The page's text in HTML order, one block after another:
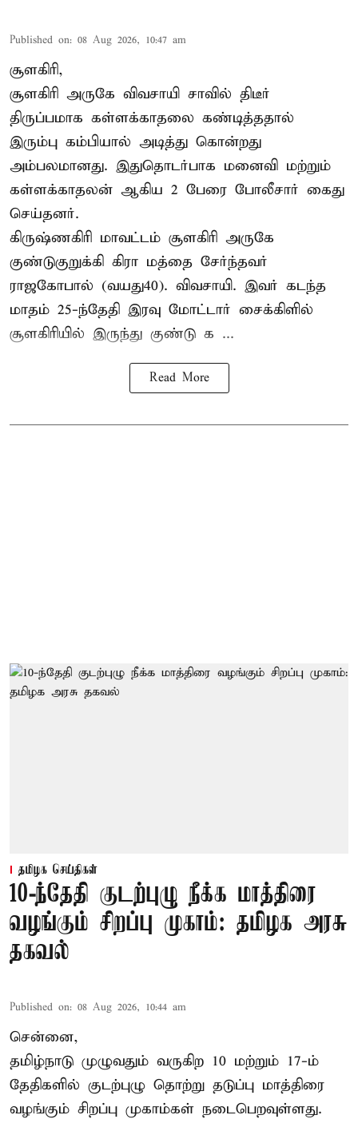
Published on: 08 Aug 2026, 10:47 am
சூளகிரி,
சூளகிரி அருகே விவசாயி சாவில் திடீர்
திருப்பமாக கள்ளக்காதலை கண்டித்ததால்
இரும்பு கம்பியால் அடித்து கொன்றது
அம்பலமானது. இதுதொடர்பாக மனைவி மற்றும்
கள்ளக்காதலன் ஆகிய 2 பேரை போலீசார் கைது
செய்தனர்.
கிருஷ்ணகிரி மாவட்டம் சூளகிரி அருகே
குண்டுகுறுக்கி கிரா மத்தை சேர்ந்தவர்
ராஜகோபால் (வயது40). விவசாயி. இவர் கடந்த
மாதம் 25-ந்தேதி இரவு மோட்டார் சைக்கிளில்
சூளகிரியில் இருந்து குண்டு க ...
Read More
தமிழக செய்திகள்
10-ந்தேதி குடற்புழு நீக்க மாத்திரை
வழங்கும் சிறப்பு முகாம்: தமிழக அரசு
தகவல்
Published on: 08 Aug 2026, 10:44 am
சென்னை,
தமிழ்நாடு முழுவதும் வருகிற 10 மற்றும் 17-ம்
தேதிகளில் குடற்புழு தொற்று தடுப்பு மாத்திரை
வழங்கும் சிறப்பு முகாம்கள் நடைபெறவுள்ளது.